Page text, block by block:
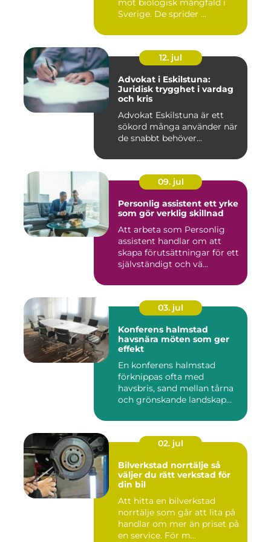
mot biologisk mångfald i
Sverige. De sprider ...
12. jul
Advokat i Eskilstuna:
Juridisk trygghet i vardag
och kris
Advokat Eskilstuna är ett
sökord många använder när
de snabbt behöver...
09. jul
Personlig assistent ett yrke
som gör verklig skillnad
Att arbeta som Personlig
assistent handlar om att
skapa förutsättningar för ett
självständigt och vä...
03. jul
Konferens halmstad
havsnära möten som ger
effekt
En konferens halmstad
förknippas ofta med
havsbris, sand mellan tårna
och grönskande landskap
02. jul
Bilverkstad norrtälje så
väljer du rätt verkstad för
din bil
Att hitta en bilverkstad
norrtälje som går att lita på
handlar om mer än priset på
en service. För m...